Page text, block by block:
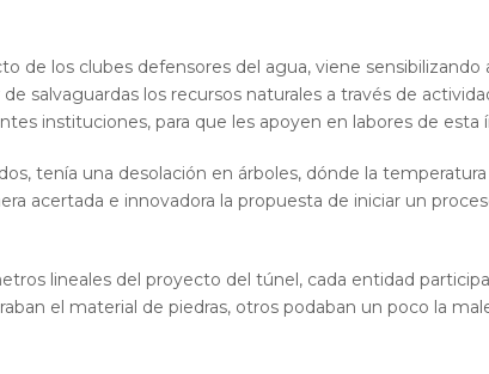
de los clubes defensores del agua, viene
salvaguardas los recursos naturales a través de
instituciones, para que les apoyen en labores de esta
tenía una desolación en árboles, dónde la
acertada e innovadora la propuesta de iniciar un
lineales del proyecto del túnel, cada entidad
el material de piedras, otros podaban un poco la